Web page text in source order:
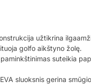
užtikrina
golfo aikštyno žolę.
suteikia
sluoksnis gerina